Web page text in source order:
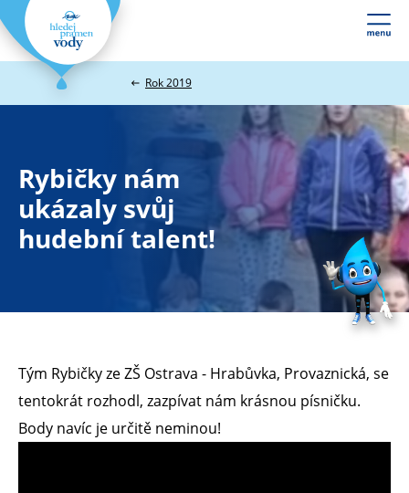
Webové
stránky
míru
Rok 2019
Rybičky nám
ukázaly svůj
hudební talent!
Tým Rybičky ze ZŠ Ostrava - Hrabůvka, Provaznická, se
tentokrát rozhodl, zazpívat nám krásnou písničku.
Body navíc je určitě neminou!